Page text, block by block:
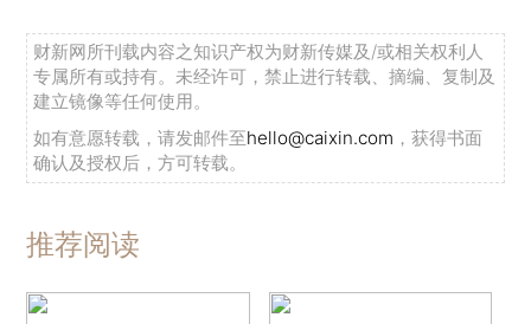
财新网所刊载内容之知识产权为财新传媒及/或相关权利人
专属所有或持有。未经许可，禁止进行转载、摘编、复制及
建立镜像等任何使用。
如有意愿转载，请发邮件至hello@caixin.com ，获得书面
确认及授权后，方可转载。
推荐阅读